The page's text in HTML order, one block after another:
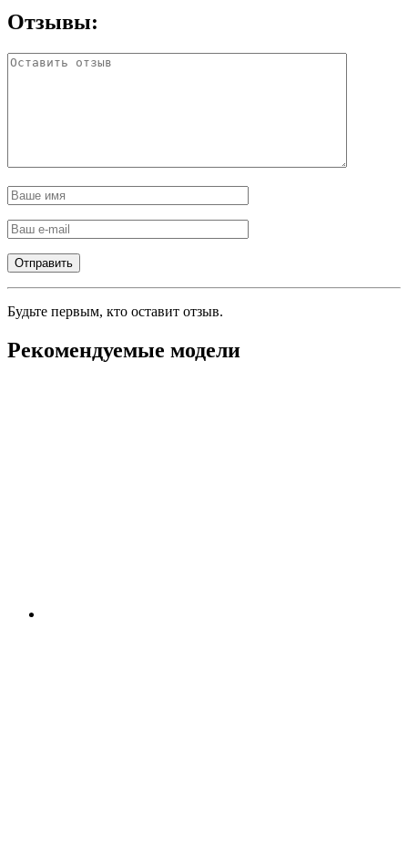
Отзывы:
Будьте первым, кто оставит отзыв.
Рекомендуемые модели